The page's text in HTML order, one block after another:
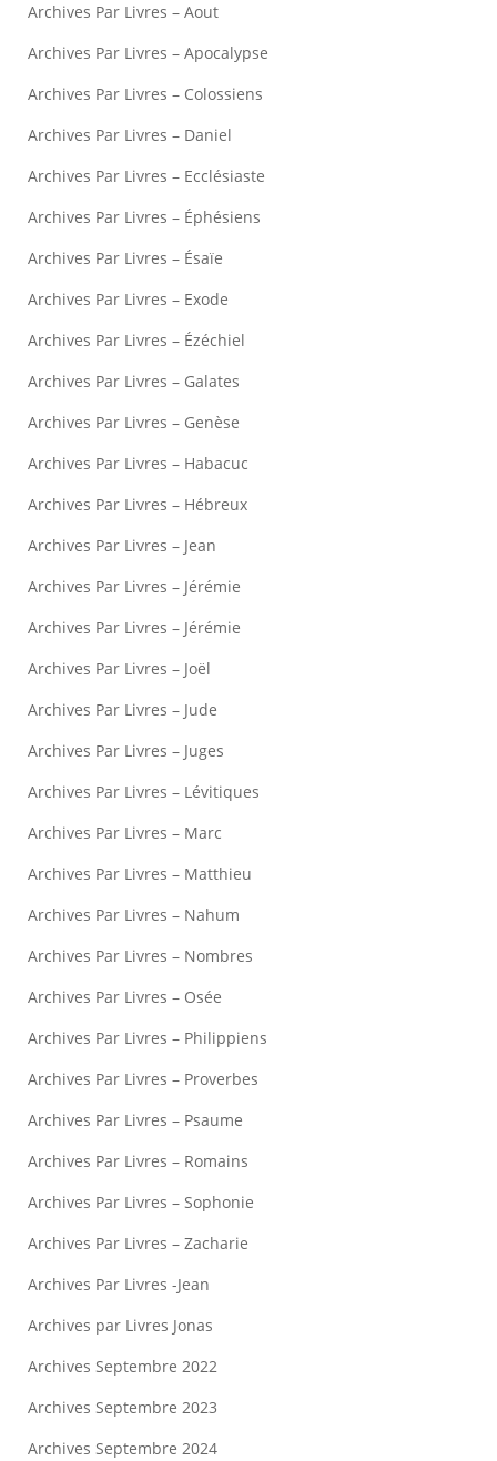
Archives Par Livres – Aout
Archives Par Livres – Apocalypse
Archives Par Livres – Colossiens
Archives Par Livres – Daniel
Archives Par Livres – Ecclésiaste
Archives Par Livres – Éphésiens
Archives Par Livres – Ésaïe
Archives Par Livres – Exode
Archives Par Livres – Ézéchiel
Archives Par Livres – Galates
Archives Par Livres – Genèse
Archives Par Livres – Habacuc
Archives Par Livres – Hébreux
Archives Par Livres – Jean
Archives Par Livres – Jérémie
Archives Par Livres – Jérémie
Archives Par Livres – Joël
Archives Par Livres – Jude
Archives Par Livres – Juges
Archives Par Livres – Lévitiques
Archives Par Livres – Marc
Archives Par Livres – Matthieu
Archives Par Livres – Nahum
Archives Par Livres – Nombres
Archives Par Livres – Osée
Archives Par Livres – Philippiens
Archives Par Livres – Proverbes
Archives Par Livres – Psaume
Archives Par Livres – Romains
Archives Par Livres – Sophonie
Archives Par Livres – Zacharie
Archives Par Livres -Jean
Archives par Livres Jonas
Archives Septembre 2022
Archives Septembre 2023
Archives Septembre 2024